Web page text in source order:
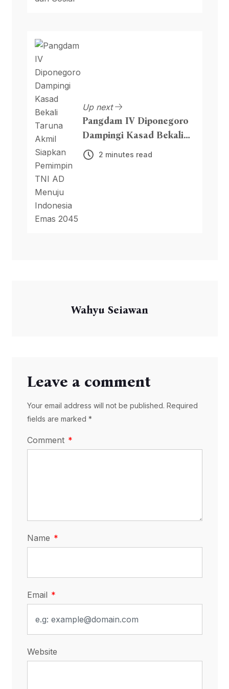
Up next
Pangdam IV Diponegoro
Dampingi Kasad Bekali
Taruna Akmil Siapkan
Pemimpin TNI AD Menuju
2 minutes read
Wahyu Seiawan
Leave a comment
Your email address will not be published. Required
fields are marked *
Comment
Name
Email
Website